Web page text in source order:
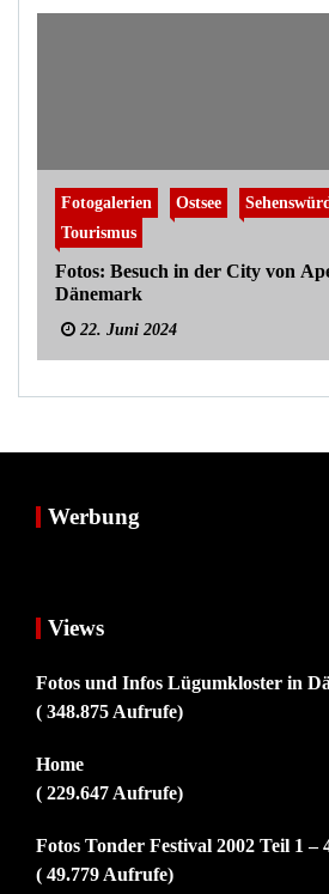
Fotogalerien Ostsee
Tourismus
Fotos: Besuch in der City von
Dänemark
22. Juni 2024
Werbung
Views
Fotos und Infos Lügumkloster in
( 348.875 Aufrufe)
Home
( 229.647 Aufrufe)
Fotos Tonder Festival 2002 Teil 1 –
( 49.779 Aufrufe)